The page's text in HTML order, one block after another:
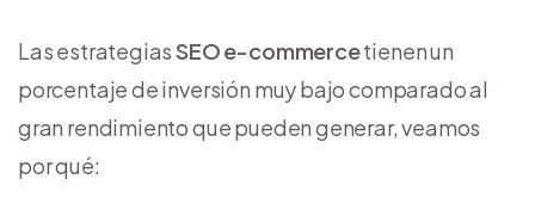
Las estrategiasSEO e-commercetienen un
porcentaje de inversión muy bajo comparado al
gran rendimiento que pueden generar, veamos
por qué: